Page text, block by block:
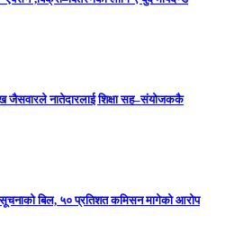
जैसवारले नातेदारलाई शिक्षा सह–संयोजककै
सूचनाको बिल, ५० प्रतिशत कमिसन मागेको आरोप